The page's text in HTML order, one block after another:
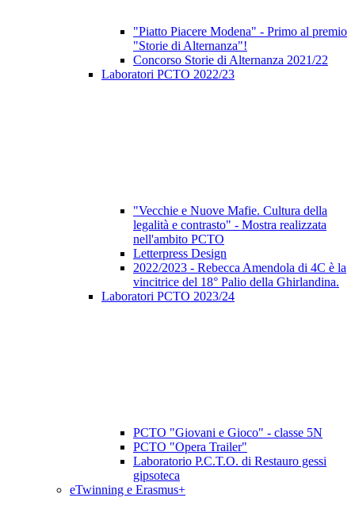
"Piatto Piacere Modena" - Primo al premio
"Storie di Alternanza"!
Concorso Storie di Alternanza 2021/22
Laboratori PCTO 2022/23
"Vecchie e Nuove Mafie. Cultura della
legalità e contrasto" - Mostra realizzata
nell'ambito PCTO
Letterpress Design
2022/2023 - Rebecca Amendola di 4C è la
vincitrice del 18° Palio della Ghirlandina.
Laboratori PCTO 2023/24
PCTO "Giovani e Gioco" - classe 5N
PCTO "Opera Trailer"
Laboratorio P.C.T.O. di Restauro gessi
gipsoteca
eTwinning e Erasmus+